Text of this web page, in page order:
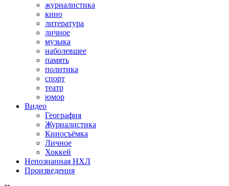
журналистика
кино
литература
личное
музыка
наболевшее
память
политика
спорт
театр
юмор
Видео
География
Журналистика
Киносъёмка
Личное
Хоккей
Непознанная НХЛ
Произведения